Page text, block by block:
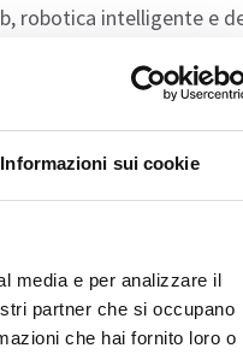
Informazioni sui cookie
media e per analizzare il
partner che si occupano
che hai fornito loro o
robotica intelligente e
prevede un tirocinio
sul learning by doing,
ed entrare nello